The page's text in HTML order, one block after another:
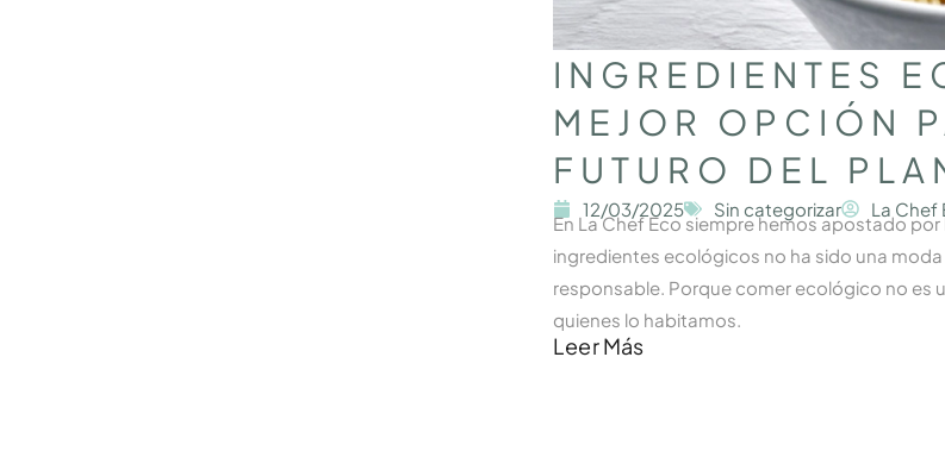
INGREDIENTES
MEJOR OPCIÓN
FUTURO DEL
12/03/2025 Sin categorizar La Chef
En La Chef Eco siempre hemos apostado
ingredientes ecológicos no ha sido una
responsable. Porque comer ecológico no es
quienes lo habitamos.
Leer Más